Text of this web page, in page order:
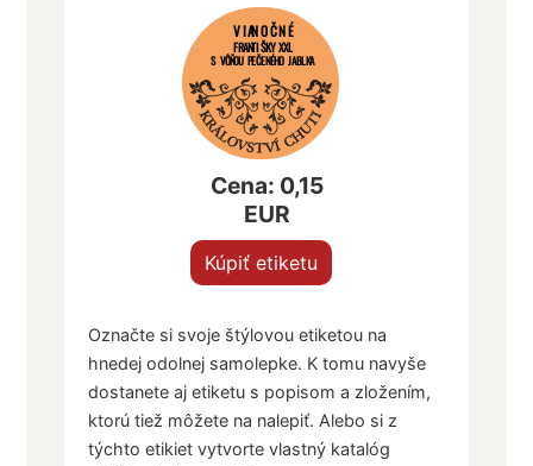
VIANOČNÉ
FRANTIŠKY XXL
S VÔŇOU PEČENÉHO JABLKA
Cena: 0,15
EUR
Kúpiť etiketu
Označte si svoje štýlovou etiketou na
hnedej odolnej samolepke. K tomu navyše
dostanete aj etiketu s popisom a zložením,
ktorú tiež môžete na nalepiť. Alebo si z
týchto etikiet vytvorte vlastný katalóg